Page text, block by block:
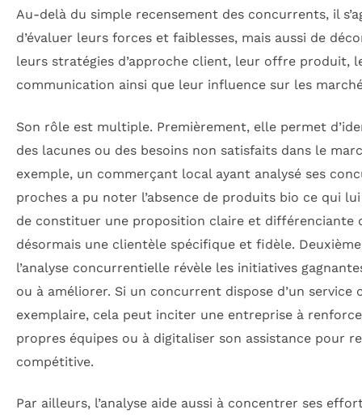
Au-delà du simple recensement des concurrents, il
d’évaluer leurs forces et faiblesses, mais aussi de
leurs stratégies d’approche client, leur offre produit,
communication ainsi que leur influence sur les
Son rôle est multiple. Premièrement, elle permet
des lacunes ou des besoins non satisfaits dans le
exemple, un commerçant local ayant analysé ses
proches a pu noter l’absence de produits bio ce qui
de constituer une proposition claire et différenciante
désormais une clientèle spécifique et fidèle.
l’analyse concurrentielle révèle les initiatives
ou à améliorer. Si un concurrent dispose d’un service
exemplaire, cela peut inciter une entreprise à
propres équipes ou à digitaliser son assistance pour
compétitive.
Par ailleurs, l’analyse aide aussi à concentrer ses